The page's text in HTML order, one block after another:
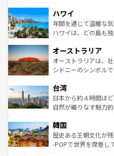
ば市内交通費無料で観光
着のスイス情報はコ
のような巨大都市は
ンメントが詰まった
西部には大自然が広
部のニューオーリン
文化が魅力。旅行者
しみながら、その多
ならではの贅沢な旅のスタイルだ。
情報はコンテンツ一覧
ハワイ
年間を通じて温暖な
ハワイは、どの島も
ワイ島は見逃せない
島だが、静かな自然
おすすめ。エメラル
れるおもてなしの心
人々、おいしいロー
ク、伝統的なフラダ
ワイを、存分に味わってほしい。 なお
はコンテンツ一覧を
オーストラリア
オーストラリアは、
シドニーのシンボル
リアリーフや大陸中
ク）、タスマニアの
ど、見どころがたく
いる。アクティビテ
ビング、ハイキング
い。オーストラリア
台湾
日本から約４時間ほ
自然が織りなす魅力
ン）、静ひつな山岳
と山間の静けさが共
驚きをもたらしてく
韓国
歴史ある王朝文化が
-POPで世界を席巻し